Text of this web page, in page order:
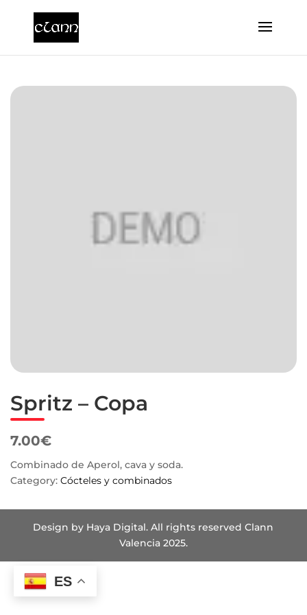
Spritz – Copa
7.00€
Combinado de Aperol, cava y soda.
Category: Cócteles y combinados
Design by Haya Digital. All rights reserved Clann
Valencia 2025.
ES